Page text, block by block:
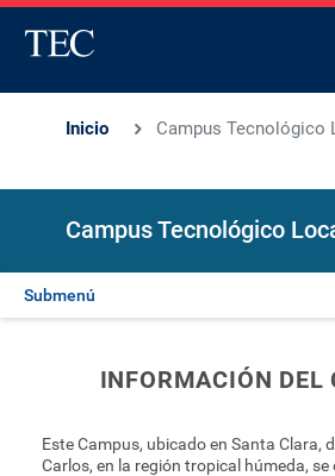
Inicio Campus Tecnológico
Campus Tecnológico
Submenú
INFORMACIÓN DEL
Este Campus, ubicado en Santa Clara,
Carlos, en la región tropical húmeda,